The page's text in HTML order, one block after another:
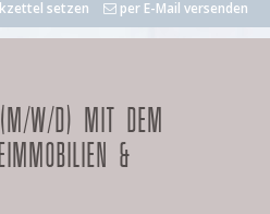
setzen per E-Mail versenden
(M/W/D) MIT DEM
&